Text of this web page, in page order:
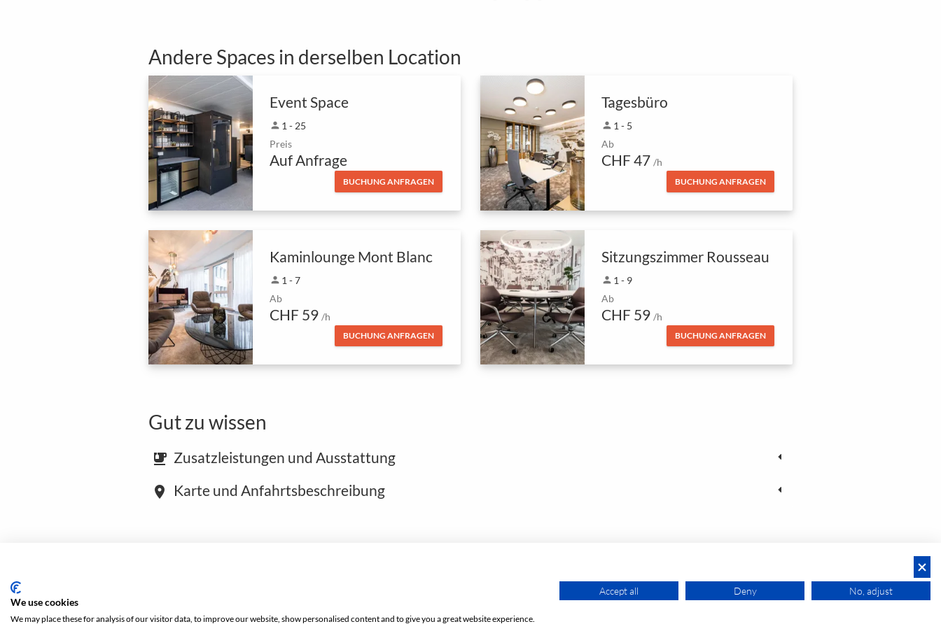
Buchen
Andere Spaces in derselben Location
Event Space
person 1 - 25
Preis
Auf Anfrage
BUCHUNG ANFRAGEN
Tagesbüro
person 1 - 5
Ab
CHF 47 /h
BUCHUNG ANFRAGEN
Kaminlounge Mont Blanc
person 1 - 7
Ab
CHF 59 /h
BUCHUNG ANFRAGEN
Sitzungszimmer Rousseau
person 1 - 9
Ab
CHF 59 /h
BUCHUNG ANFRAGEN
Gut zu wissen
emoji_food_beverage Zusatzleistungen und Ausstattung
place Karte und Anfahrtsbeschreibung
We use cookies
We may place these for analysis of our visitor data, to improve our website, show personalised content and to give you a great website experience.
Accept all Deny No, adjust